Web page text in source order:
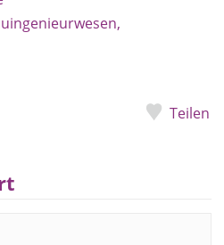
Teilen